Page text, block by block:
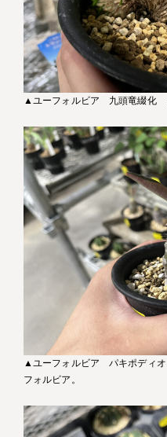
▲ユーフォルビア 九頭竜綴化
▲ユーフォルビア パキポディ
フォルビア。